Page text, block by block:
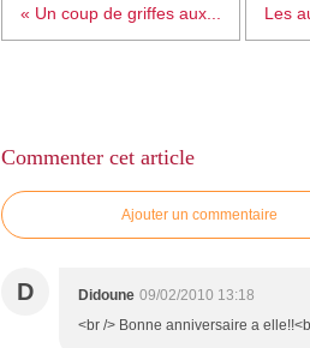
« Un coup de griffes aux... Les
Commenter cet article
Ajouter un commentaire
D Didoune 09/02/2010 13:18
<br /> Bonne anniversaire a